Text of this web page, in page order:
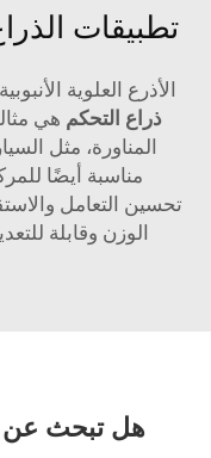
تطبيقات
الأذرع العلوية
ذراع التحكم هي
المناورة، مثل
مناسبة أيضًا
تحسين التعامل
الوزن وقابلة
هل تبحث عن